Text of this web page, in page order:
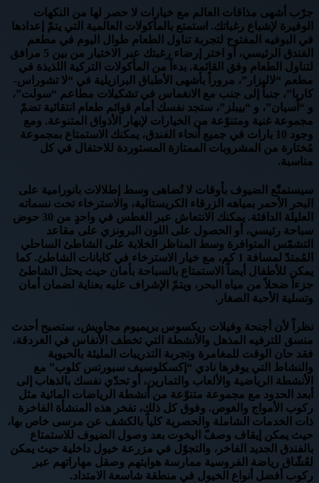
جرّب أشهى مذاقات العالم مع خيارات لا حصر لها من النكهات
الوفيرة لإشباع رغباتك. استمتع بالمأكولات العالمية التي يتمّ إعدادها
في البوفيه المفتوح لتجربة تناول الطعام طوال اليوم في مطعم
الفندق الرئيسي، أو اختر إرضاء رغبتك عبر الاختيار من بين 5 مرافق
لتناول الطعام وفق القائمة. بدءاً من المأكولات التركية اللذيذة في
مطعم “لاليزار”، مروراً بأشهى الأطباق البرازيلية في “لا تشوراس-
كاريا”، جنباً إلى جنب مع الانغماس في تشكيلات مطاعم “سولت”،
و “آسيان”، و “بيبلز”، ستجد نفسك أمام قوائم طعام انتقائية تضمّ
مجموعة غنية ومتنوّعة من الخيارات لإبهار الأذواق المتنوعة. ومع
وجود 10 بارات في جميع أنحاء الفندق، يمكنك الاستمتاع بمجموعة
مُختارة من المشروبات الممتازة المستوردة للاحتفال في كل
مناسبة.
سيستمتّع الضيوف بأوقات لا تُضاهى وسط إطلالات بانورامية على
البحر الأحمر بمياهه الزرقاء الكريستالية، والاسترخاء تحت نسماته
العليلة الدافئة. يمكنك الانتعاش عبر الغطس في واحدٍ من 30 حوض
سباحة رئيسي، أو الحصول على اللون البرونزي على مقاعد
التشمّس المتوافرة وسط المناظر الخلابة على الشاطئ الساحلي
المُمتدّ لمسافة 1 كم، مع خيار الاسترخاء في كابانات الشاطئ. كما
يمكن للأطفال أيضاً الاستمتاع بالسباحة بأمان حيث يحتل الشاطئ
جزءاً ضحلاً من مياه البحر، ويتمّ الإشراف عليه بعناية لضمان أمان
وتسلية الأحبة الصغار.
نظراً لأن أجنحة وفيلات ريكسوس بريميوم مجاويش، ستصبح أحدث
منسق للترفيه المذهل والأنشطة التي تخطف الأنفاس في الغردقة،
فقد حان الوقت للمغامرة وتجربة التدريبات المليئة بالحيوية
والنشاط التي يوفرها نادي “إكسكلوسيف سبورتس كلوب” مع
الأنشطة الرياضية والألعاب والتمارين، أو تحدّي نفسك بالذهاب إلى
أبعد الحدود مع مجموعة متنوّعة من أنشطة الرياضات المائية مثل
ركوب الأمواج والغوص. وفوق كل ذلك، تفخر هذه المنشأة الفاخرة
ذات الخدمات الشاملة والحصرية كلياً بالكشف عن مرسى خاص بها،
حيث يمكن إيقاف وصفّ اليخوت بعد وصول الضيوف للاستمتاع
بالفندق الجديد الفاخر، والتجوّل في مزرعة خيول داخلية حيث يمكن
لعُشّاق رياضة الفروسية ممارسة هوايتهم وصقل مهاراتهم عبر
ركوب أفضل أنواع الخيول في منطقة شاسعة الامتداد.